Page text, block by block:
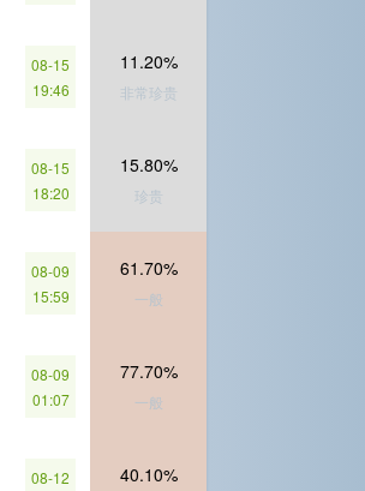
08-15
19:46
11.20%
非常珍贵
08-15
18:20
15.80%
珍贵
08-09
15:59
61.70%
一般
08-09
01:07
77.70%
一般
08-12
40.10%